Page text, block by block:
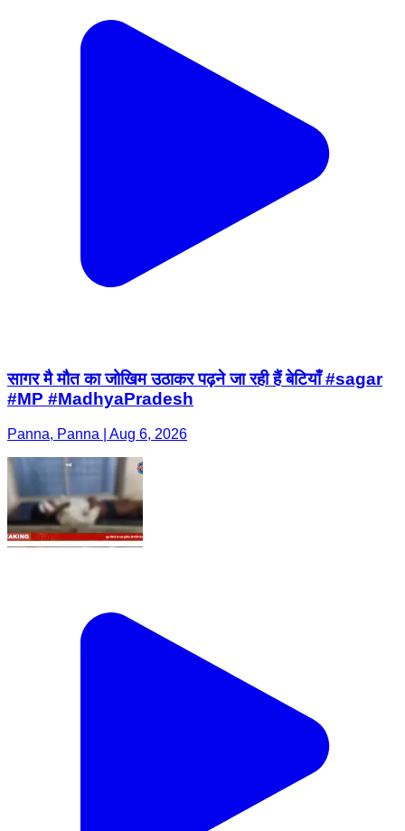
सागर मै मौत का जोखिम उठाकर पढ़ने जा रही हैं बेटियाँ #sagar
#MP #MadhyaPradesh
Panna, Panna | Aug 6, 2026